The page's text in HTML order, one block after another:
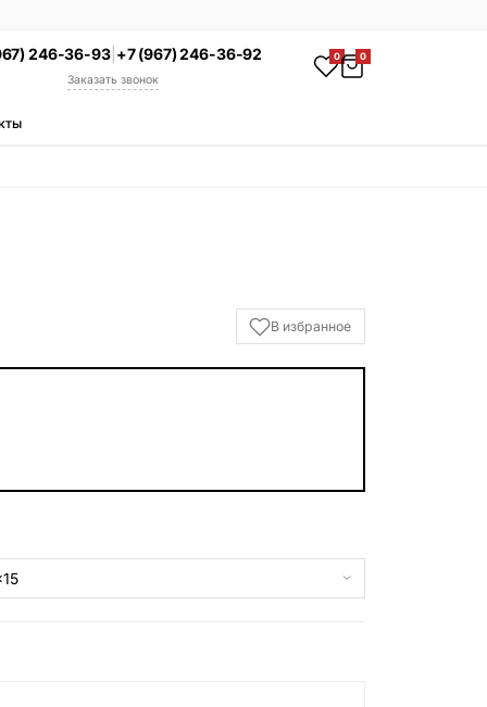
246-36-93| +7 (967) 246-36-92
Заказать звонок
0 0
В избранное